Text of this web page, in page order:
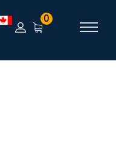
0